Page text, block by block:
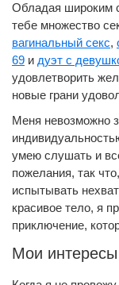
Обладая широким
тебе множество
вагинальный секс,
69 и дуэт с
удовлетворить
новые грани
Меня невозможно
умею слушать и
пожелания, так
испытывать
красивое тело, я
приключение,
Мои